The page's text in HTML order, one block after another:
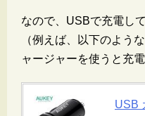
なので、USBで充電し
（例えば、以下のよう
ャージャーを使うと充電
USB